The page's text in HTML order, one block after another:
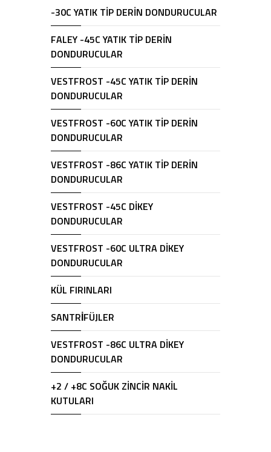
-30C YATIK TİP DERİN DONDURUCULAR
FALEY -45C YATIK TİP DERİN
DONDURUCULAR
VESTFROST -45C YATIK TİP DERİN
DONDURUCULAR
VESTFROST -60C YATIK TİP DERİN
DONDURUCULAR
VESTFROST -86C YATIK TİP DERİN
DONDURUCULAR
VESTFROST -45C DİKEY
DONDURUCULAR
VESTFROST -60C ULTRA DİKEY
DONDURUCULAR
KÜL FIRINLARI
SANTRİFÜJLER
VESTFROST -86C ULTRA DİKEY
DONDURUCULAR
+2 / +8C SOĞUK ZİNCİR NAKİL
KUTULARI